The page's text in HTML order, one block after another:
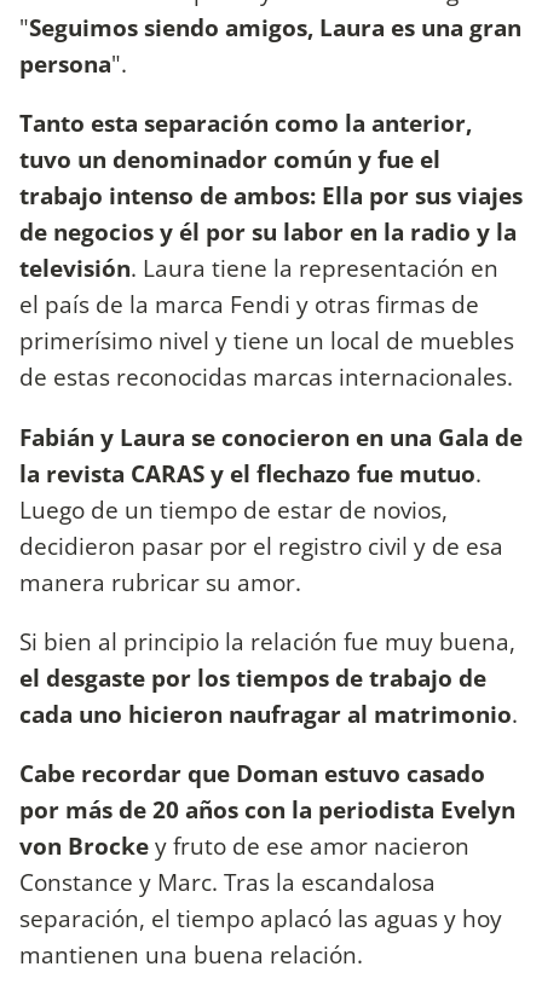
"Seguimos siendo amigos, Laura es una gran
persona".
Tanto esta separación como la anterior,
tuvo un denominador común y fue el
trabajo intenso de ambos: Ella por sus viajes
de negocios y él por su labor en la radio y la
televisión. Laura tiene la representación en
el país de la marca Fendi y otras firmas de
primerísimo nivel y tiene un local de muebles
de estas reconocidas marcas internacionales.
Fabián y Laura se conocieron en una Gala de
la revista CARAS y el flechazo fue mutuo.
Luego de un tiempo de estar de novios,
decidieron pasar por el registro civil y de esa
manera rubricar su amor.
Si bien al principio la relación fue muy buena,
el desgaste por los tiempos de trabajo de
cada uno hicieron naufragar al matrimonio.
Cabe recordar que Doman estuvo casado
por más de 20 años con la periodista Evelyn
von Brockey fruto de ese amor nacieron
Constance y Marc. Tras la escandalosa
separación, el tiempo aplacó las aguas y hoy
mantienen una buena relación.